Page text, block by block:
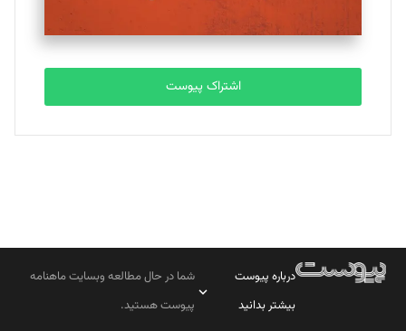
اشتراک پیوست
درباره پیوست
بیشتر بدانید
شما در حال مطالعه وبسایت ماهنامه
پیوست هستید.